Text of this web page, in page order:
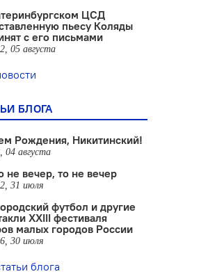
ЦСД
пьесу Коляды
с его письмами
05 августа
БЛОГА
Рождения, Никитинский!
04 августа
не вечер, то не вечер
31 июля
футбол и другие
XXIII фестиваля
малых городов России
30 июля
блога